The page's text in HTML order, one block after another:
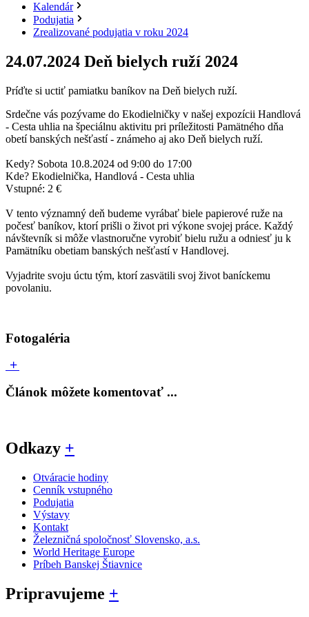
Kalendár
Podujatia
Zrealizované podujatia v roku 2024
24.07.2024 Deň bielych ruží 2024
Príďte si uctiť pamiatku baníkov na Deň bielych ruží.
Srdečne vás pozývame do Ekodielničky v našej expozícii Handlová
- Cesta uhlia na špeciálnu aktivitu pri príležitosti Pamätného dňa
obetí banských nešťastí - známeho aj ako Deň bielych ruží.
Kedy? Sobota 10.8.2024 od 9:00 do 17:00
Kde? Ekodielnička, Handlová - Cesta uhlia
Vstupné: 2 €
V tento významný deň budeme vyrábať biele papierové ruže na
počesť baníkov, ktorí prišli o život pri výkone svojej práce. Každý
návštevník si môže vlastnoručne vyrobiť bielu ružu a odniesť ju k
Pamätníku obetiam banských nešťastí v Handlovej.
Vyjadrite svoju úctu tým, ktorí zasvätili svoj život baníckemu
povolaniu.
Fotogaléria
Článok môžete komentovať ...
Odkazy +
Otváracie hodiny
Cenník vstupného
Podujatia
Výstavy
Kontakt
Železničná spoločnosť Slovensko, a.s.
World Heritage Europe
Príbeh Banskej Štiavnice
Pripravujeme +